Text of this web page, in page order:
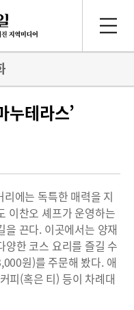
누테라스’
에는 독특한 매력을 지
이찬오 셰프가 운영하는
을 끈다. 이곳에서는 양재
양한 코스 요리를 즐길 수
원)를 주문해 봤다. 애
피(혹은 티) 등이 차례대